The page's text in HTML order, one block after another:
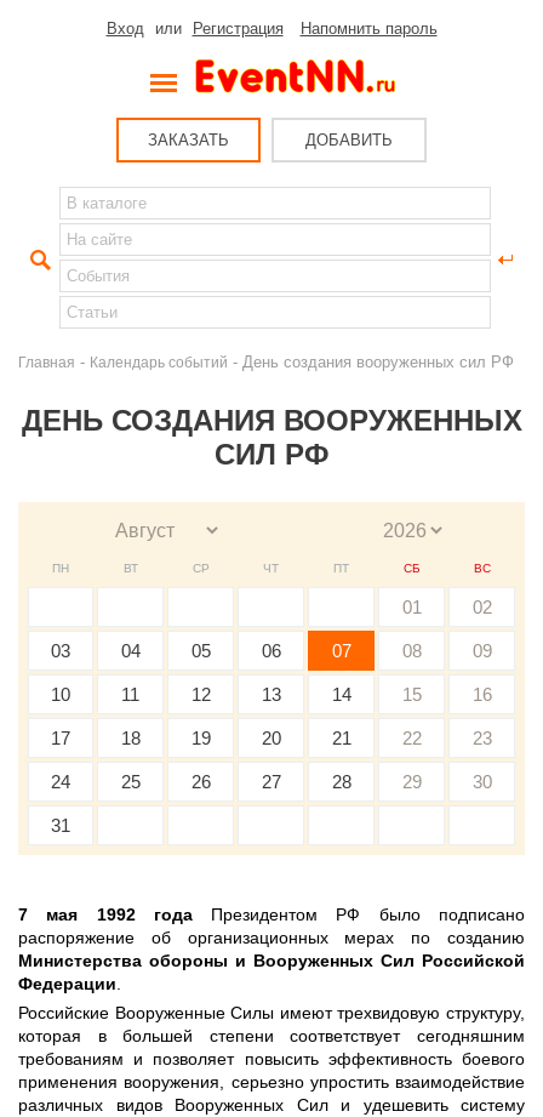
Вход или Регистрация Напомнить пароль
ЗАКАЗАТЬ ДОБАВИТЬ
Главная - Календарь событий - День создания вооруженных сил РФ
ДЕНЬ СОЗДАНИЯ ВООРУЖЕННЫХ
СИЛ РФ
ПН ВТ СР ЧТ ПТ СБ ВС
01 02
03 04 05 06 07 08 09
10 11 12 13 14 15 16
17 18 19 20 21 22 23
24 25 26 27 28 29 30
31
7 мая 1992 годаПрезидентом РФ было подписано
распоряжение об организационных мерах по созданию
Министерства обороны и Вооруженных Сил Российской
Федерации
Российские Вооруженные Силы имеют трехвидовую структуру,
которая в большей степени соответствует сегодняшним
требованиям и позволяет повысить эффективность боевого
применения вооружения, серьезно упростить взаимодействие
различных видов Вооруженных Сил и удешевить систему